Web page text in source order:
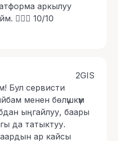
аркылуу
👍🏻👏 10/10
2GIS
Бул сервисти
менен бөлүшкүм
ыңгайлуу, баары
да татыктуу.
ар кайсы